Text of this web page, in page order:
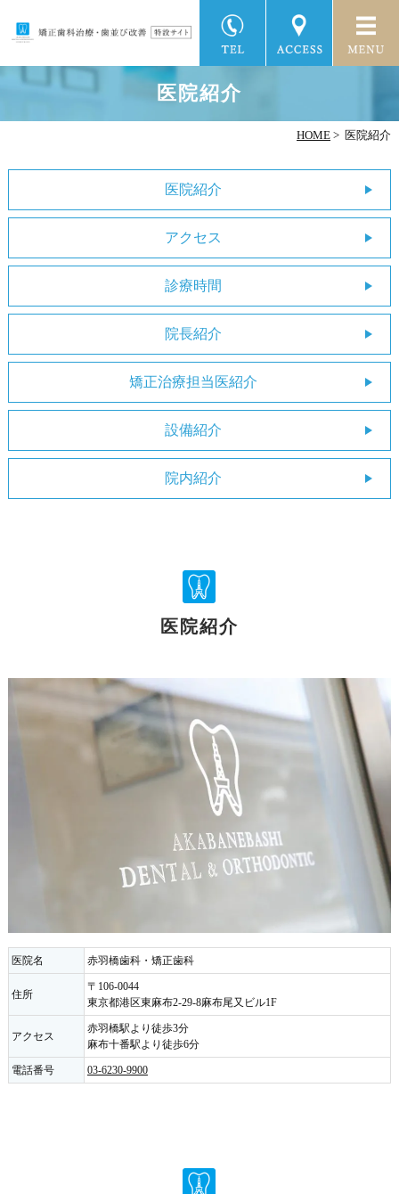
医院紹介
HOME > 医院紹介
医院紹介
アクセス
診療時間
院長紹介
矯正治療担当医紹介
設備紹介
院内紹介
医院紹介
医院名 赤羽橋歯科・矯正歯科
住所
〒106-0044
東京都港区東麻布2-29-8麻布尾又ビル1F
アクセス
赤羽橋駅より徒歩3分
麻布十番駅より徒歩6分
電話番号 03-6230-9900